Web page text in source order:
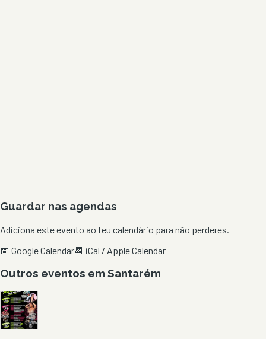
Guardar nas agendas
Adiciona este evento ao teu calendário para não perderes.
📅 Google Calendar📆 iCal / Apple Calendar
Outros eventos em Santarém